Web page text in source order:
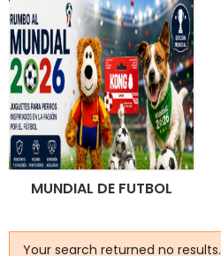
MUNDIAL DE FUTBOL
Your search returned no results.